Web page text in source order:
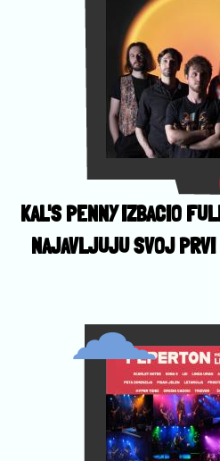
KAL'S PENNY IZBACIO
NAJAVLJUJU SVOJ